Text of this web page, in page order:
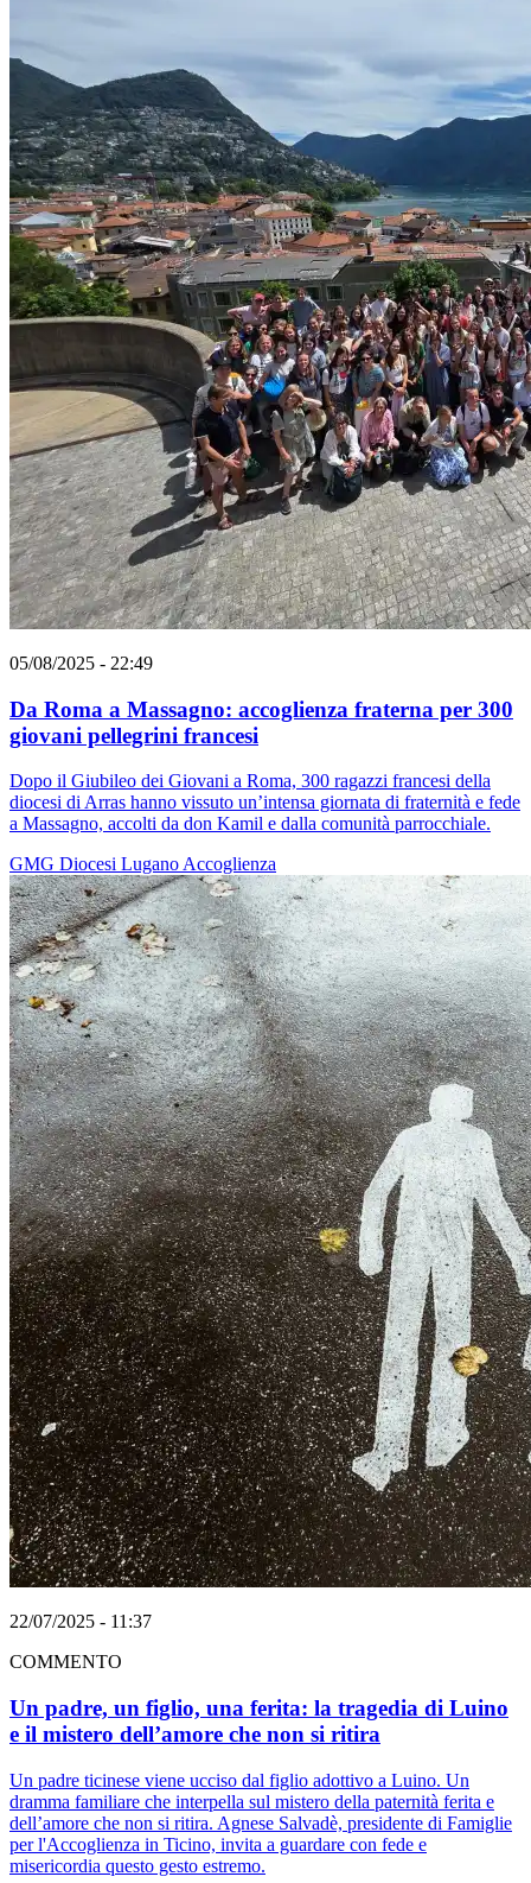
05/08/2025 - 22:49
Da Roma a Massagno: accoglienza fraterna per 300
giovani pellegrini francesi
Dopo il Giubileo dei Giovani a Roma, 300 ragazzi francesi della
diocesi di Arras hanno vissuto un’intensa giornata di fraternità e fede
a Massagno, accolti da don Kamil e dalla comunità parrocchiale.
GMG Diocesi LuganoAccoglienza
22/07/2025 - 11:37
COMMENTO
Un padre, un figlio, una ferita: la tragedia di Luino
e il mistero dell’amore che non si ritira
Un padre ticinese viene ucciso dal figlio adottivo a Luino. Un
dramma familiare che interpella sul mistero della paternità ferita e
dell’amore che non si ritira. Agnese Salvadè, presidente di Famiglie
per l'Accoglienza in Ticino, invita a guardare con fede e
misericordia questo gesto estremo.